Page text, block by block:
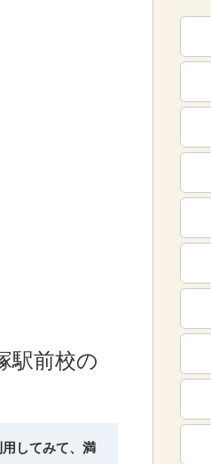
駅前校の
してみて、満